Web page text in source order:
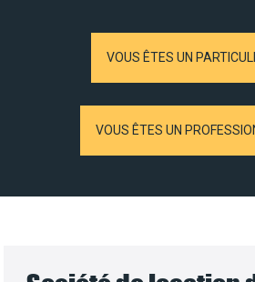
VOUS ÊTES UN
VOUS ÊTES UN